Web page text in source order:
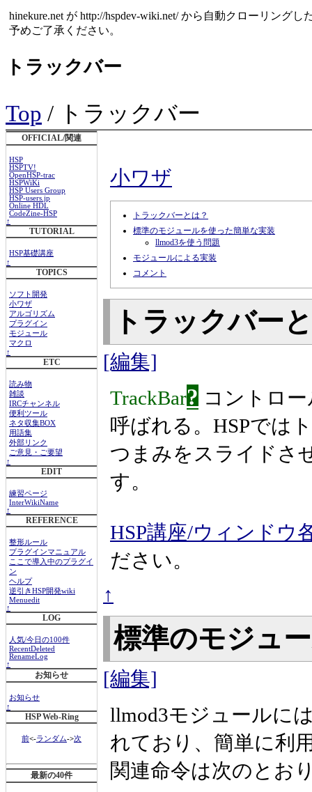
hinekure.net が http://hspdev-wiki.net/ から自動クローリング
予めご了承ください。
トラックバー
Top / トラックバー
OFFICIAL/関連
HSP
HSPTV!
OpenHSP-trac
HSPWiKi
HSP Users Group
HSP-users.jp
Online HDL
CodeZine-HSP
↑
TUTORIAL
HSP基礎講座
↑
TOPICS
ソフト開発
小ワザ
アルゴリズム
プラグイン
モジュール
マクロ
↑
ETC
読み物
雑談
IRCチャンネル
便利ツール
ネタ収集BOX
用語集
外部リンク
ご意見・ご要望
↑
EDIT
練習ページ
InterWikiName
↑
REFERENCE
整形ルール
プラグインマニュアル
ここで導入中のプラグイ
ン
ヘルプ
逆引きHSP開発wiki
Menuedit
↑
LOG
人気/今日の100件
RecentDeleted
RenameLog
↑
お知らせ
お知らせ
↑
HSP Web-Ring
前<-ランダム->次
最新の40件
小ワザ
トラックバーとは？
標準のモジュールを使った簡単な実装
llmod3を使う問題
モジュールによる実装
コメント
トラックバー
[編集]
TrackBar? コントロ
呼ばれる。HSPでは
つまみをスライドさ
す。
HSP講座/ウィンドウ
ださい。
↑
標準のモジュ
[編集]
llmod3モジュールに
れており、簡単に利
関連命令は次のとお